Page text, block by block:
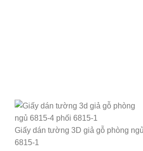
Giấy dán tường 3D giả gỗ phòng
6815-1